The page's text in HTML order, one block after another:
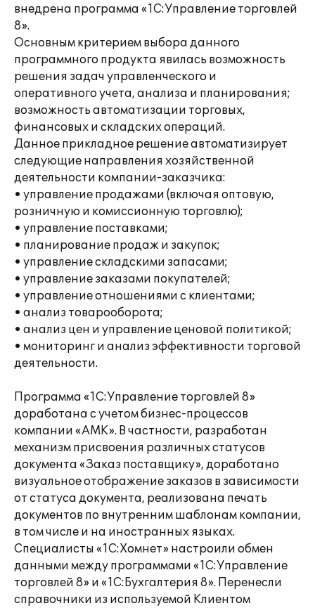
внедрена программа «1С:Управление торговлей
8».
Основным критерием выбора данного
программного продукта явилась возможность
решения задач управленческого и
оперативного учета, анализа и планирования;
возможность автоматизации торговых,
финансовых и складских операций.
Данное прикладное решение автоматизирует
следующие направления хозяйственной
деятельности компании-заказчика:
• управление продажами (включая оптовую,
розничную и комиссионную торговлю);
• управление поставками;
• планирование продаж и закупок;
• управление складскими запасами;
• управление заказами покупателей;
• управление отношениями с клиентами;
• анализ товарооборота;
• анализ цен и управление ценовой политикой;
• мониторинг и анализ эффективности торговой
деятельности.
Программа «1С:Управление торговлей 8»
доработана с учетом бизнес-процессов
компании «АМК». В частности, разработан
механизм присвоения различных статусов
документа «Заказ поставщику», доработано
визуальное отображение заказов в зависимости
от статуса документа, реализована печать
документов по внутренним шаблонам компании,
в том числе и на иностранных языках.
Специалисты «1С:Хомнет» настроили обмен
данными между программами «1С:Управление
торговлей 8» и «1С:Бухгалтерия 8». Перенесли
справочники из используемой Клиентом